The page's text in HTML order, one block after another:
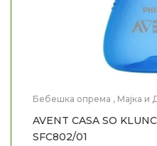
Бебешка опрема , Мајка и
AVENT CASA SO
SFC802/01